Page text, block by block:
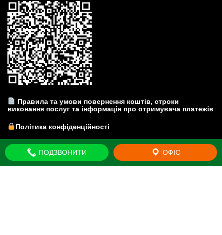
Правила та умови повернення коштів, строки
виконання послуг та інформація про отримувача платежів
Політика конфіденційності
Прайс-лист на юридичні послуги
ПОДЗВОНИТИ ОФІС